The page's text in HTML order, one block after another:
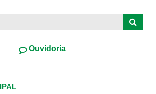
Ouvidoria